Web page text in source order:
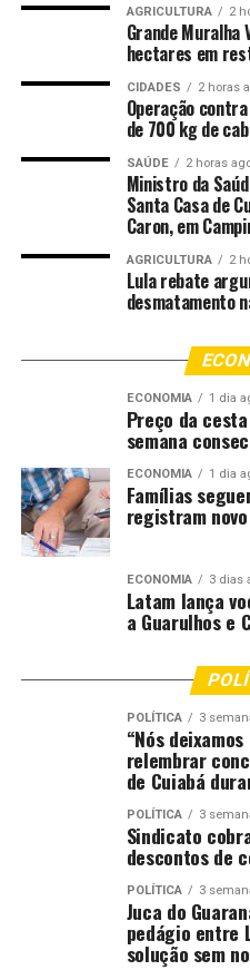
escolas municipais,
Educação. O trabalho
rurais e os subprefeitos,
Relações Comunitárias. A
também participou,
conscientização da
proibição das queimadas
A Secretaria Municipal de
91 ações fiscais,
Defesa Civil também
responsabilizando
queimaram 11,35 hectares.
A Secretaria de Obras
de caminhão-pipa,
combate aos focos
impediram a evolução
grandes queimadas. A
na limpeza preventiva de
outubro, foram
O Corpo de Bombeiros
269 atendimentos
delegada, financiada
efetivo durante a
comandante-geral,
Cuiabá integrou
proteção contra
os índices recordes
redução de 80% em Mato
“A Prefeitura de Cuiabá,
AGRICULTURA 2
Grande Muralha
hectares em
CIDADES 2 horas
Operação
de 700 kg de
SAÚDE 2 horas
Ministro da
Santa Casa de
Caron, em
AGRICULTURA 2
Lula rebate
desmatamento
ECONOMIA 1 dia
Preço da
semana
ECONOMIA 1 dia
Famílias
registram
ECONOMIA 3 dias
Latam lança
a Guarulhos e
POLÍTICA 3
“Nós
relembrar
de Cuiabá
POLÍTICA 3
Sindicato
descontos de
POLÍTICA 3
Juca do
pedágio entre
solução sem